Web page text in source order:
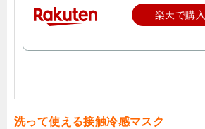
楽天で購入
洗って使える接触冷感マスク